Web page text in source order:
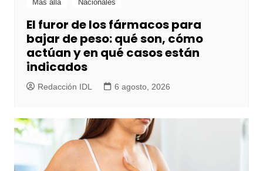
Más allá Nacionales
El furor de los fármacos para
bajar de peso: qué son, cómo
actúan y en qué casos están
indicados
Redacción IDL 6 agosto, 2026